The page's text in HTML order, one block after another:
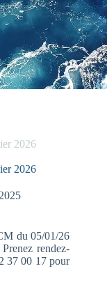
2026
2026
du 05/01/26
rendez-
37 00 17 pour